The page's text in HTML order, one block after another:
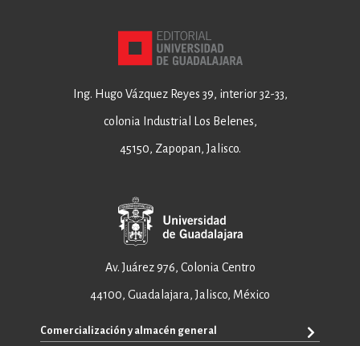
Ing. Hugo Vázquez Reyes 39, interior 32-33,
colonia Industrial Los Belenes,
45150, Zapopan, Jalisco.
Av. Juárez 976, Colonia Centro
44100, Guadalajara, Jalisco, México
Comercialización y almacén general